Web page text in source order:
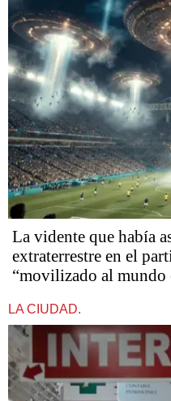
La vidente que había
extraterrestre en el
“movilizado al mundo
LA CIUDAD.